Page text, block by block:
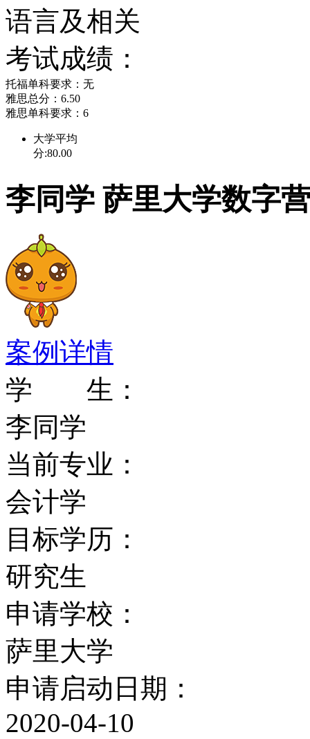
语言及相关
考试成绩：
托福单科要求：无
雅思总分：6.50
雅思单科要求：6
大学平均
分:80.00
李同学 萨里大学数字
案例详情
学 生：
李同学
当前专业：
会计学
目标学历：
研究生
申请学校：
萨里大学
申请启动日期：
2020-04-10